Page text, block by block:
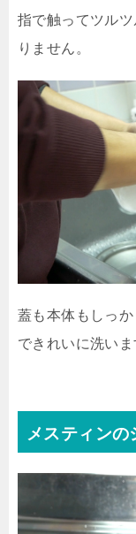
指で触ってツル
りません。
蓋も本体もしっ
できれいに洗いま
メスティン